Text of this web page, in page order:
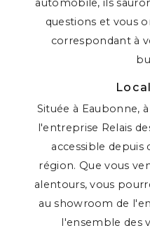
automobile, ils
questions et vous
correspondant à
Située à Eaubonne,
l'entreprise Relais
accessible depuis
région. Que vous
alentours, vous
au showroom de
l'ensemble des